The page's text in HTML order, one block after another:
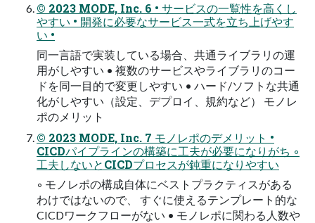
© 2023 MODE, Inc. 6 • サービスの一覧性を高くし
やすい • 開発に必要なサービス一式を立ち上げやす
い •
同一言語で実装している場合、共通ライブラリの運
用がしやすい • 複数のサービスやライブラリのコー
ドを同一目的で変更しやすい • ハード/ソフトな共通
化がしやすい（設定、デプロイ、規約など） モノレ
ポのメリット
© 2023 MODE, Inc. 7 モノレポのデメリット •
CICDパイプラインの構築に工夫が必要になりがち ◦
工夫しないとCICDプロセスが鈍重になりやすい
◦ モノレポの構成自体にベストプラクティスがある
わけではないので、 すぐに使えるテンプレート的な
CICDワークフローがない • モノレポに関わる人数や